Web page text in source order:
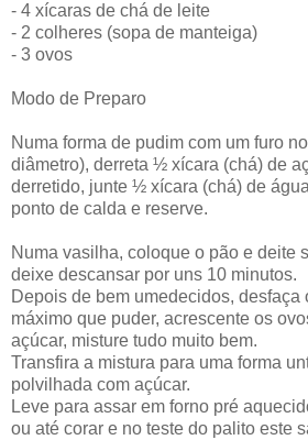
- 4 xícaras de chá de leite
- 2 colheres (sopa de manteiga)
- 3 ovos
Modo de Preparo
Numa forma de pudim com um furo
diâmetro), derreta ½ xícara (chá) de
derretido, junte ½ xícara (chá) de
ponto de calda e reserve.
Numa vasilha, coloque o pão e deite
deixe descansar por uns 10 minutos.
Depois de bem umedecidos, desfaça
máximo que puder, acrescente os
açúcar, misture tudo muito bem.
Transfira a mistura para uma forma
polvilhada com açúcar.
Leve para assar em forno pré
ou até corar e no teste do palito este